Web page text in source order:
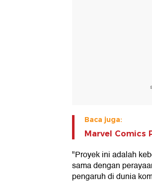
Baca juga:
Marvel Comics
"Proyek ini adalah
sama dengan
pengaruh di dunia